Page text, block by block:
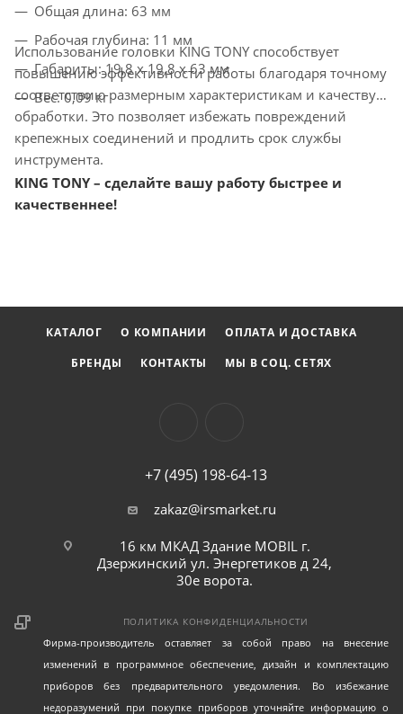
Общая длина: 63 мм
Рабочая глубина: 11 мм
Габариты: 19,8 х 19,8 х 63 мм
Вес: 0,09 кг
Использование головки KING TONY способствует
повышению эффективности работы благодаря точному
соответствию размерным характеристикам и качеству
обработки. Это позволяет избежать повреждений
крепежных соединений и продлить срок службы
инструмента.
KING TONY – сделайте вашу работу быстрее и
качественнее!
КАТАЛОГ О КОМПАНИИ
ОПЛАТА И ДОСТАВКА
БРЕНДЫ
КОНТАКТЫ МЫ В СОЦ. СЕТЯХ
+7 (495) 198-64-13
zakaz@irsmarket.ru
16 км МКАД Здание MOBIL г.
Дзержинский ул. Энергетиков д 24,
30е ворота.
ПОЛИТИКА КОНФИДЕНЦИАЛЬНОСТИ
Фирма-производитель оставляет за собой право на внесение
изменений в программное обеспечение, дизайн и комплектацию
приборов без предварительного уведомления. Во избежание
недоразумений при покупке приборов уточняйте информацию о